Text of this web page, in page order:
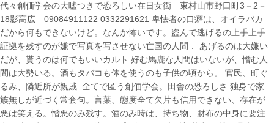
代々創価学会の大嘘つきで恐ろしい在日女衒 東村山市野口町3－2－
18影高広 09084911122 0332291621 卑怯者の口癖は、オイラバカ
だから何もできないけど。なんか怖いです。盗んで逃げるの上手上手
証拠を残すのが嫌で写真を写させない亡国の人間． あげるのは大嫌い
だが、貰うのは何でもいいカルト 好む馬鹿な人間はいないが、憎む人
間は大勢いる。酒もタバコも体を使うのも子供の頃から。 官民、町ぐ
るみ、隣近所が親戚. 全てで匿う創価学会。田舎の恐ろしさ.独身で家
族無しが近づく常套句。言葉、態度全て欠片も信用できない、存在が
悪は笑える。憎悪のみ残す。酒のみ時は、持ち物、財布の中身に要注